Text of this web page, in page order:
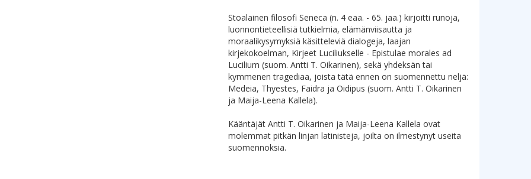
Stoalainen filosofi Seneca (n. 4 eaa. - 65. jaa.) kirjoitti runoja,
luonnontieteellisiä tutkielmia, elämänviisautta ja
moraalikysymyksiä käsitteleviä dialogeja, laajan
kirjekokoelman, Kirjeet Luciliukselle - Epistulae morales ad
Lucilium (suom. Antti T. Oikarinen), sekä yhdeksän tai
kymmenen tragediaa, joista tätä ennen on suomennettu neljä:
Medeia, Thyestes, Faidra ja Oidipus (suom. Antti T. Oikarinen
ja Maija-Leena Kallela).
Kääntäjät Antti T. Oikarinen ja Maija-Leena Kallela ovat
molemmat pitkän linjan latinisteja, joilta on ilmestynyt useita
suomennoksia.